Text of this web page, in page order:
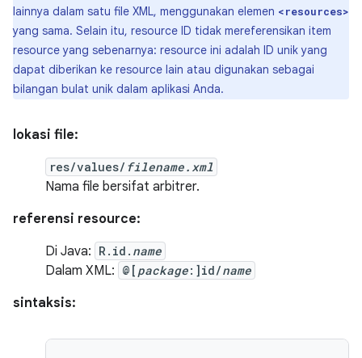
lainnya dalam satu file XML, menggunakan elemen <resources>
yang sama. Selain itu, resource ID tidak mereferensikan item
resource yang sebenarnya: resource ini adalah ID unik yang
dapat diberikan ke resource lain atau digunakan sebagai
bilangan bulat unik dalam aplikasi Anda.
lokasi file:
res/values/ filename.xml
Nama file bersifat arbitrer.
referensi resource:
Di Java: R.id. name
Dalam XML: @[ package:]id/name
sintaksis: